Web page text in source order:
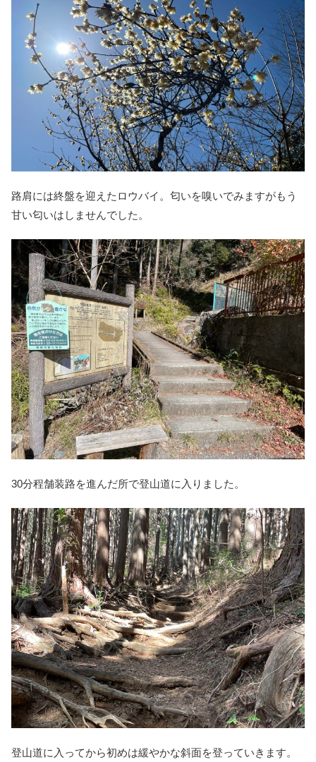
路肩には終盤を迎えたロウバイ。匂いを嗅いでみますがもう
甘い匂いはしませんでした。
30分程舗装路を進んだ所で登山道に入りました。
登山道に入ってから初めは緩やかな斜面を登っていきます。